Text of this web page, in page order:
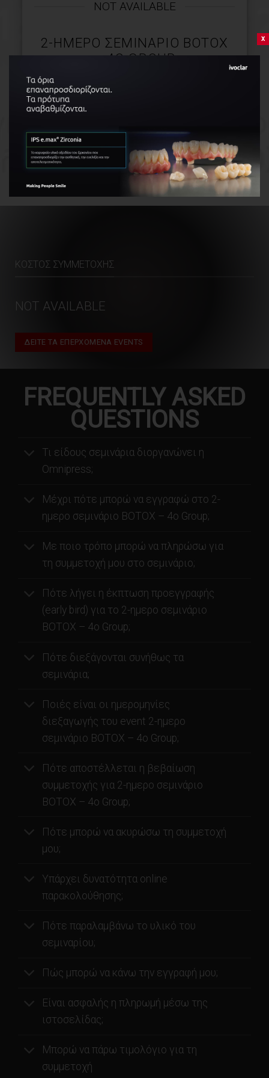
NOT AVAILABLE
2-ΗΜΕΡΟ ΣΕΜΙΝΆΡΙΟ BOTOX
– 4O GROUP
ΠΕΡΙΣΣΌΤΕΡΑ
ΚΌΣΤΟΣ ΣΥΜΜΕΤΟΧΉΣ
NOT AVAILABLE
ΔΕΙΤΕ ΤΑ ΕΠΕΡΧΟΜΕΝΑ EVENTS
FREQUENTLY ASKED
QUESTIONS
Τι είδους σεμινάρια διοργανώνει η
Omnipress;
Μέχρι πότε μπορώ να εγγραφώ στο 2-
ημερο σεμινάριο BOTOX – 4o Group;
Με ποιο τρόπο μπορώ να πληρώσω για
τη συμμετοχή μου στο σεμινάριο;
Πότε λήγει η έκπτωση προεγγραφής
(early bird) για το 2-ημερο σεμινάριο
BOTOX – 4o Group;
Πότε διεξάγονται συνήθως τα
σεμινάρια;
Ποιές είναι οι ημερομηνίες
διεξαγωγής του event 2-ημερο
σεμινάριο BOTOX – 4o Group;
Πότε αποστέλλεται η βεβαίωση
συμμετοχής για 2-ημερο σεμινάριο
BOTOX – 4o Group;
Πότε μπορώ να ακυρώσω τη συμμετοχή
μου;
Υπάρχει δυνατότητα online
παρακολούθησης;
Πότε παραλαμβάνω το υλικό του
σεμιναρίου;
Πώς μπορώ να κάνω την εγγραφή μου;
Είναι ασφαλής η πληρωμή μέσω της
ιστοσελίδας;
Μπορώ να πάρω τιμολόγιο για τη
συμμετοχή
x